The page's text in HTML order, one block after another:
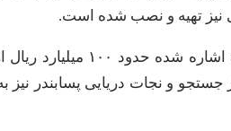
نیز تهیه و نصب شده است.
وی با اشاره به اینکه برای
و نجات دریایی پسابندر نیز به